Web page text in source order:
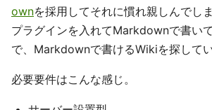
ownを採用してそれに慣れ親しんでし
プラグインを入れてMarkdownで書い
で、Markdownで書けるWikiを探してい
必要要件はこんな感じ。